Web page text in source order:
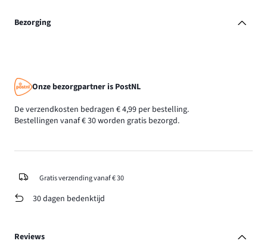
Bezorging
Onze bezorgpartner is PostNL
De verzendkosten bedragen € 4,99 per bestelling.
Bestellingen vanaf € 30 worden gratis bezorgd.
Gratis verzending vanaf € 30
30 dagen bedenktijd
Reviews